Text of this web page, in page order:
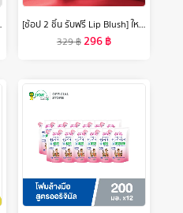
ลูต้า, 30 เม็ด
[ช้อป 2 ชิ้น รับฟรี Lip Blush] ใหม่! เมย์เบลลีน ซุปเปอร์ สเตย์ เท็ดดี้ ทินท์ ลิปทินท์เนื้อนุ่ม สัมผัสเบาสบาย Maybelline Superstay Teddy Tint
329฿296฿